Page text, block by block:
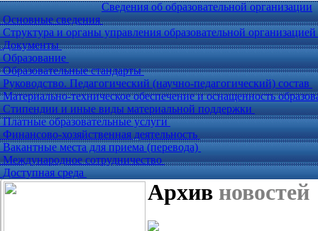
Сведения об образовательной организации
Основные сведения
Структура и органы управления образовательной организацией
Документы
Образование
Образовательные стандарты
Руководство. Педагогический (научно-педагогический) состав
Материально-техническое обеспечение и оснащенность
Стипендии и иные виды материальной поддержки
Платные образовательные услуги
Финансово-хозяйственная деятельность
Вакантные места для приема (перевода)
Международное сотрудничество
Доступная среда
Архив новостей